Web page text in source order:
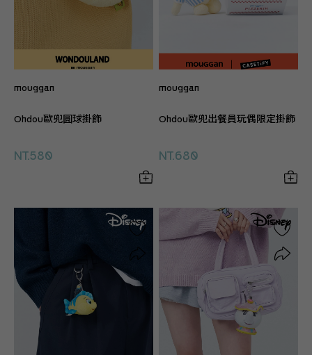
mouggan
Ohdou歐兜圓球掛飾
NT.580
mouggan
Ohdou歐兜出餐員玩偶限定掛飾
NT.680